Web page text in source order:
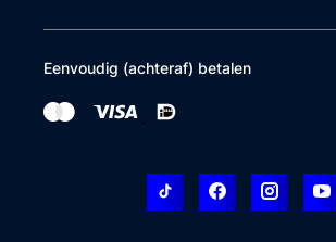
Eenvoudig (achteraf) betalen